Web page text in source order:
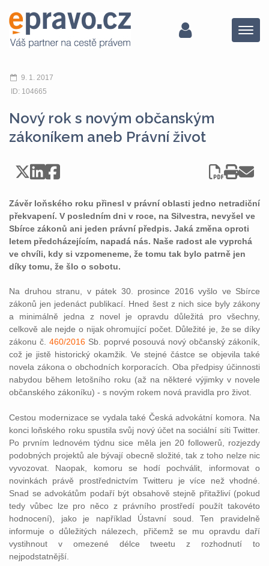
Menu
9. 1. 2017
ID: 104665
Nový rok s novým občanským
zákoníkem aneb Právní život
Závěr loňského roku přinesl v právní oblasti jedno netradiční
překvapení. V posledním dni v roce, na Silvestra, nevyšel ve
Sbírce zákonů ani jeden právní předpis. Jaká změna oproti
letem předcházejícím, napadá nás. Naše radost ale vyprchá
ve chvíli, kdy si vzpomeneme, že tomu tak bylo patrně jen
díky tomu, že šlo o sobotu.
Na druhou stranu, v pátek 30. prosince 2016 vyšlo ve Sbírce
zákonů jen jedenáct publikací. Hned šest z nich sice byly zákony
a minimálně jedna z novel je opravdu důležitá pro všechny,
celkově ale nejde o nijak ohromující počet. Důležité je, že se díky
zákonu č. 460/2016Sb. poprvé posouvá nový občanský zákoník,
což je jistě historický okamžik. Ve stejné částce se objevila také
novela zákona o obchodních korporacích. Oba předpisy účinnosti
nabydou během letošního roku (až na některé výjimky v novele
občanského zákoníku) - s novým rokem nová pravidla pro život.
Cestou modernizace se vydala také Česká advokátní komora. Na
konci loňského roku spustila svůj nový účet na sociální síti Twitter.
Po prvním lednovém týdnu sice měla jen 20 followerů, rozjezdy
podobných projektů ale bývají obecně složité, tak z toho nelze nic
vyvozovat. Naopak, komoru se hodí pochválit, informovat o
novinkách právě prostřednictvím Twitteru je více než vhodné.
Snad se advokátům podaří být obsahově stejně přitažliví (pokud
tedy vůbec lze pro něco z právního prostředí použít takovéto
hodnocení), jako je například Ústavní soud. Ten pravidelně
informuje o důležitých nálezech, přičemž se mu opravdu daří
vystihnout v omezené délce tweetu z rozhodnutí to
nejpodstatnější.